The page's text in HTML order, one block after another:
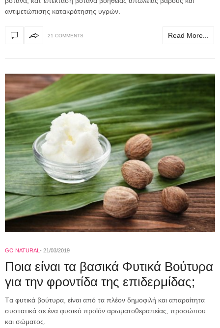
αντιμετώπισης κατακράτησης υγρών.
21 COMMENTS Read More...
GO NATURAL 21/03/2019
Ποια είναι τα βασικά Φυτικά Βούτυρα
για την φροντίδα της επιδερμίδας;
Tα φυτικά βούτυρα, είναι από τα πλέον δημοφιλή και απαραίτητα
συστατικά σε ένα φυσικό προϊόν αρωματοθεραπείας, προσώπου
και σώματος.